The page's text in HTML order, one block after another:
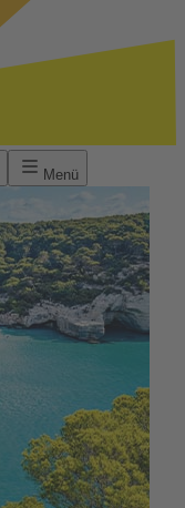
Menü